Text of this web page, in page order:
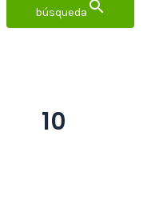
búsqueda
10